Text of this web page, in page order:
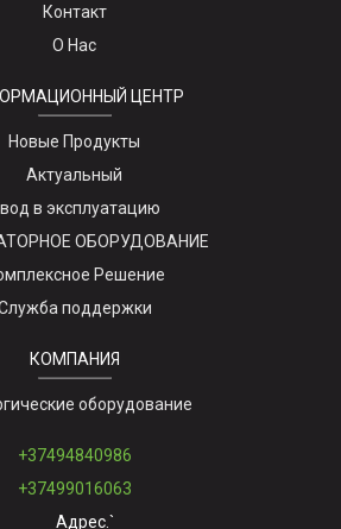
Контакт
О Нас
ЦЕНТР
Новые Продукты
Актуальный
в эксплуатацию
ОБОРУДОВАНИЕ
Решение
поддержки
КОМПАНИЯ
оборудование
+37494840986
+37499016063
Адрес.`